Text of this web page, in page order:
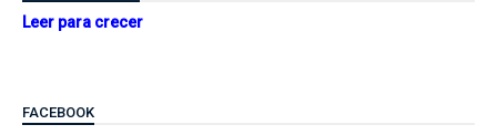
Leer para crecer
FACEBOOK